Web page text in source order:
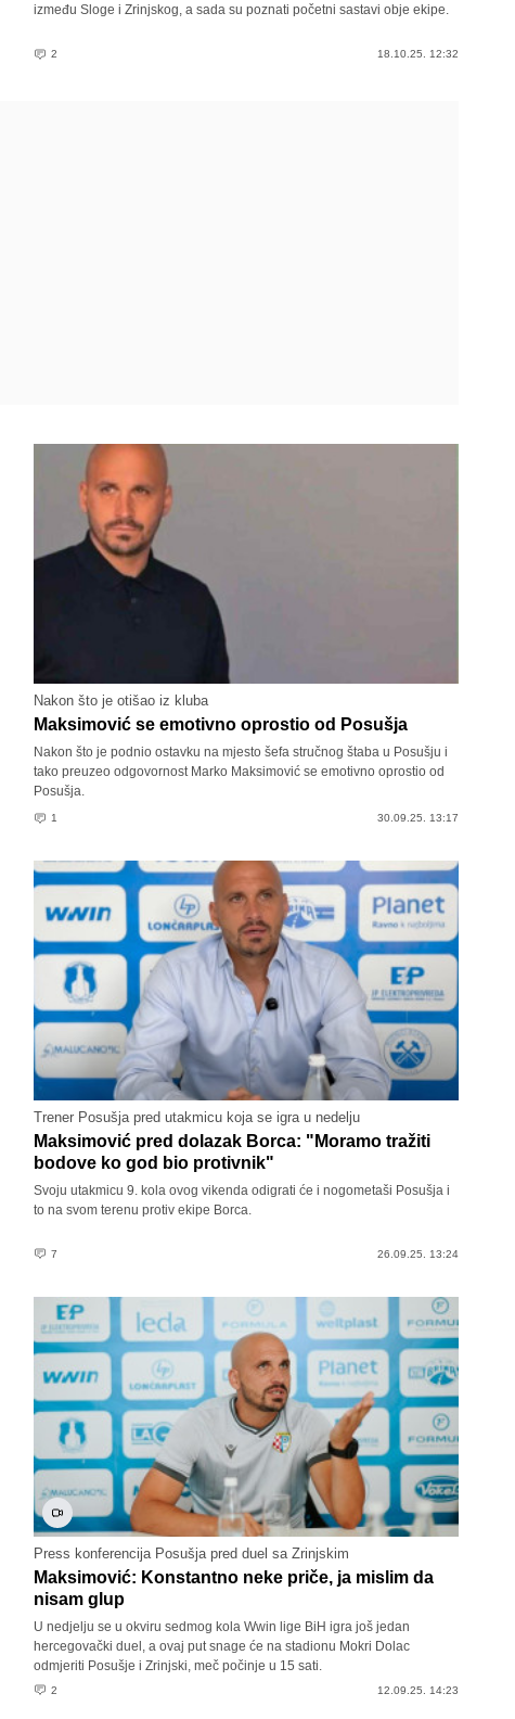
između Sloge i Zrinjskog, a sada su poznati početni sastavi obje ekipe.
2 18.10.25. 12:32
Nakon što je otišao iz kluba
Maksimović se emotivno oprostio od Posušja
Nakon što je podnio ostavku na mjesto šefa stručnog štaba u Posušju i
tako preuzeo odgovornost Marko Maksimović se emotivno oprostio od
Posušja.
1 30.09.25. 13:17
Trener Posušja pred utakmicu koja se igra u nedelju
Maksimović pred dolazak Borca: "Moramo tražiti
bodove ko god bio protivnik"
Svoju utakmicu 9. kola ovog vikenda odigrati će i nogometaši Posušja i
to na svom terenu protiv ekipe Borca.
7 26.09.25. 13:24
Press konferencija Posušja pred duel sa Zrinjskim
Maksimović: Konstantno neke priče, ja mislim da
nisam glup
U nedjelju se u okviru sedmog kola Wwin lige BiH igra još jedan
hercegovački duel, a ovaj put snage će na stadionu Mokri Dolac
odmjeriti Posušje i Zrinjski, meč počinje u 15 sati.
2 12.09.25. 14:23